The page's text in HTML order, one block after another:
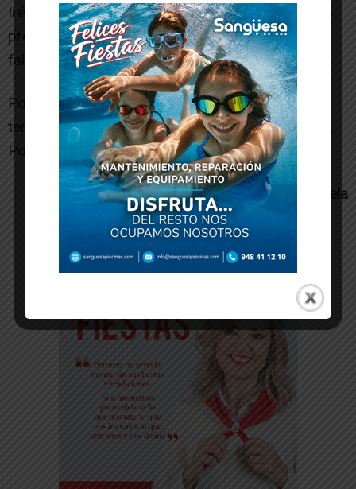
Iré a Pamplona y defenderé que se incluya en los
presupuestos de Navarra. Las veces que haga
falta.
Porque para bien o para mal, en Tudela somos
tercos. Y yo sé que en esta ocasión es para bien.
Porque #TudelaesCapital
Alejandro Toquero, alcalde de Tudela
-- Publicidad --